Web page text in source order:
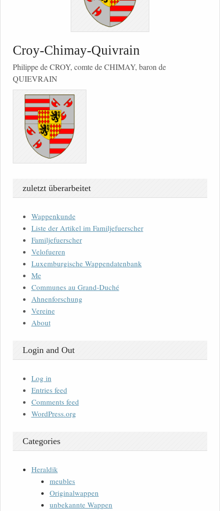
Croy-Chimay-Quivrain
Philippe de CROY, comte de CHIMAY, baron de
QUIEVRAIN
zuletzt überarbeitet
Wappenkunde
Liste der Artikel im Familjefuerscher
Familjefuerscher
Velofueren
Luxemburgische Wappendatenbank
Me
Communes au Grand-Duché
Ahnenforschung
Vereine
About
Login and Out
Log in
Entries feed
Comments feed
WordPress.org
Categories
Heraldik
meubles
Originalwappen
unbekannte Wappen